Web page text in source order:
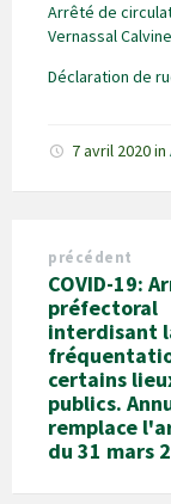
Arrêté de
Vernassal
Déclaration de
7 avril 2020in
précédent
COVID-19:
préfectoral
interdisant
certains
publics.
remplace
du 31 mars